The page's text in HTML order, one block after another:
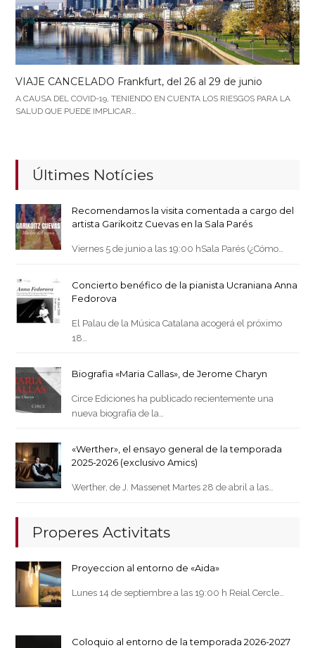
VIAJE CANCELADO Frankfurt, del 26 al 29 de junio
A CAUSA DEL COVID-19, TENIENDO EN CUENTA LOS RIESGOS PARA LA
SALUD QUE PUEDE IMPLICAR…
Últimes Notícies
Recomendamos la visita comentada a cargo del
artista Garikoitz Cuevas en la Sala Parés
Viernes 5 de junio a las 19:00 hSala Parés (¿Cómo…
Concierto benéfico de la pianista Ucraniana Anna
Fedorova
El Palau de la Música Catalana acogerá el próximo
18…
Biografia «Maria Callas», de Jerome Charyn
Circe Ediciones ha publicado recientemente una
nueva biografía de la…
«Werther», el ensayo general de la temporada
2025-2026 (exclusivo Amics)
Werther, de J. Massenet Martes 28 de abril a las…
Properes Activitats
Proyeccion al entorno de «Aida»
Lunes 14 de septiembre a las 19:00 h Reial Cercle…
Coloquio al entorno de la temporada 2026-2027